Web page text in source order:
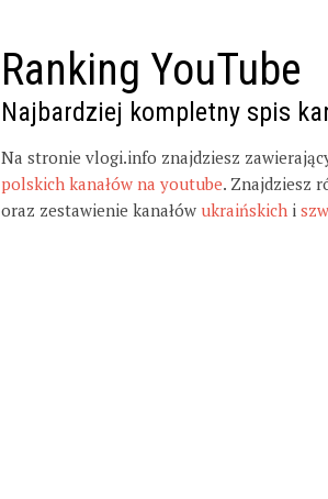
Ranking YouTube
Najbardziej kompletny spis
Na stronie vlogi.info znajdziesz
polskich kanałów na youtube. Znajdziesz
oraz zestawienie kanałów ukraińskich i